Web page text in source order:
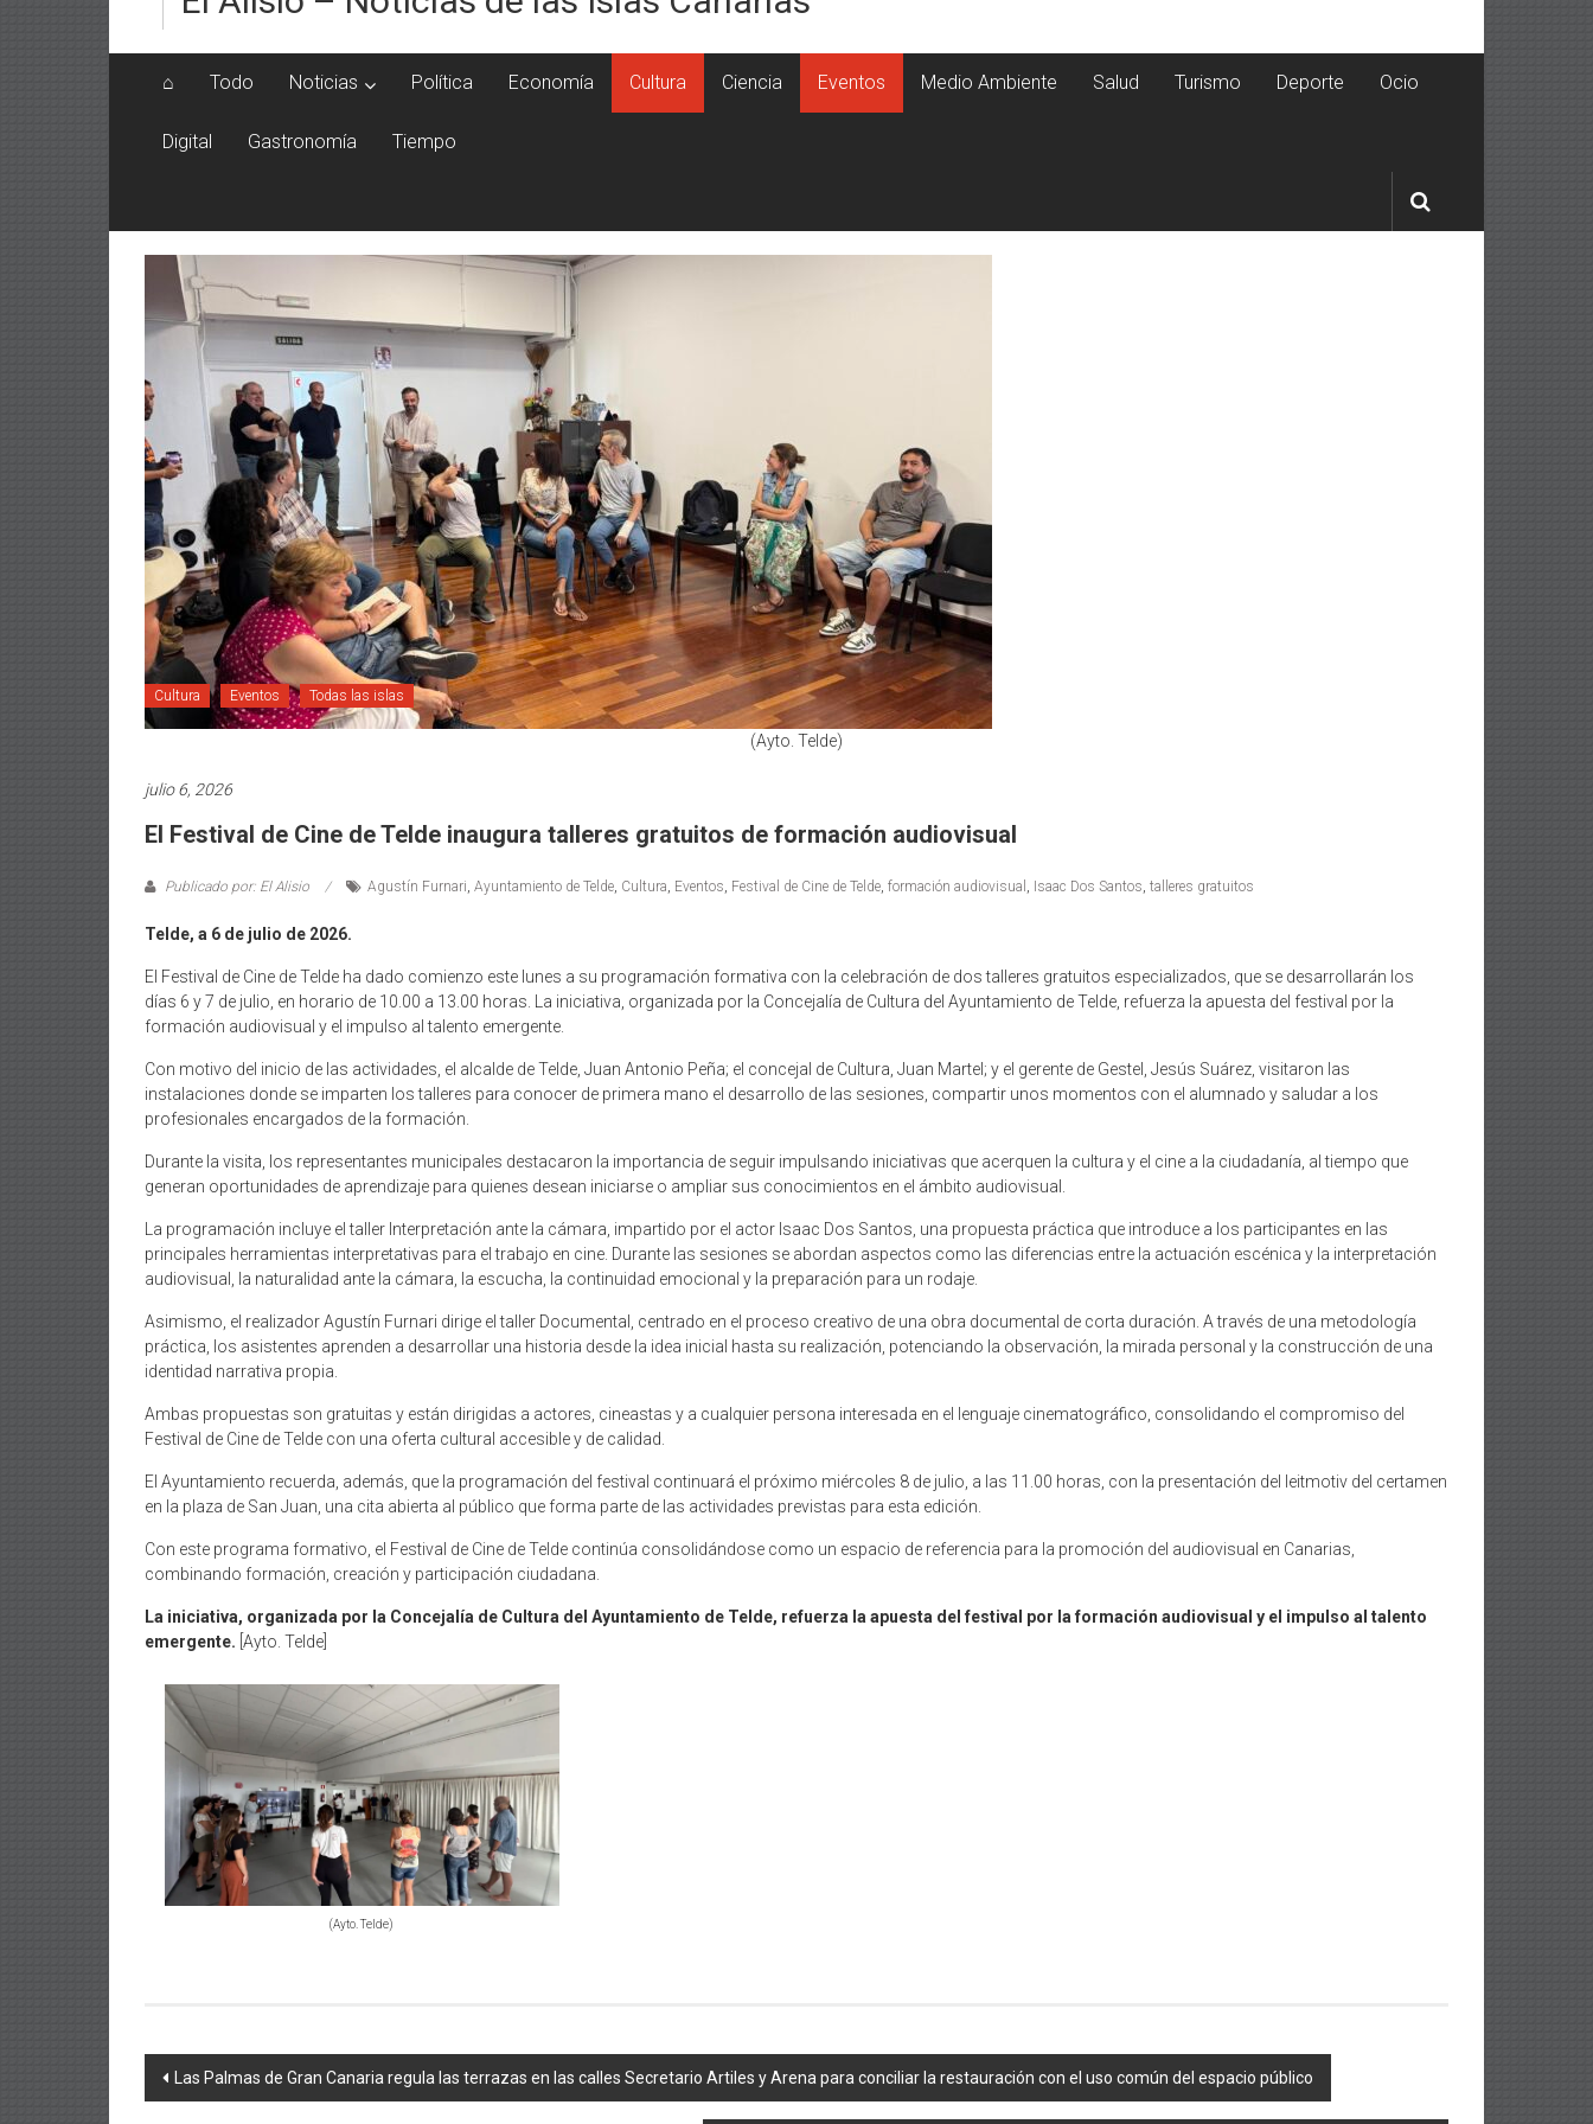
⌂ Todo Noticias Política Economía Cultura Ciencia Eventos Medio Ambiente Salud Turismo Deporte Ocio
Digital Gastronomía Tiempo
Cultura Eventos Todas las islas
(Ayto. Telde)
julio 6, 2026
El Festival de Cine de Telde inaugura talleres gratuitos de formación audiovisual
Publicado por: El Alisio Agustín Furnari, Ayuntamiento de Telde, Cultura, Eventos, Festival de Cine de Telde, formación audiovisual , Isaac Dos Santos, talleres gratuitos
Telde, a 6 de julio de 2026.
El Festival de Cine de Telde ha dado comienzo este lunes a su programación formativa con la celebración de dos talleres gratuitos especializados, que se desarrollarán los
días 6 y 7 de julio, en horario de 10.00 a 13.00 horas. La iniciativa, organizada por la Concejalía de Cultura del Ayuntamiento de Telde, refuerza la apuesta del festival por la
formación audiovisual y el impulso al talento emergente.
Con motivo del inicio de las actividades, el alcalde de Telde, Juan Antonio Peña; el concejal de Cultura, Juan Martel; y el gerente de Gestel, Jesús Suárez, visitaron las
instalaciones donde se imparten los talleres para conocer de primera mano el desarrollo de las sesiones, compartir unos momentos con el alumnado y saludar a los
profesionales encargados de la formación.
Durante la visita, los representantes municipales destacaron la importancia de seguir impulsando iniciativas que acerquen la cultura y el cine a la ciudadanía, al tiempo que
generan oportunidades de aprendizaje para quienes desean iniciarse o ampliar sus conocimientos en el ámbito audiovisual.
La programación incluye el taller Interpretación ante la cámara, impartido por el actor Isaac Dos Santos, una propuesta práctica que introduce a los participantes en las
principales herramientas interpretativas para el trabajo en cine. Durante las sesiones se abordan aspectos como las diferencias entre la actuación escénica y la interpretación
audiovisual, la naturalidad ante la cámara, la escucha, la continuidad emocional y la preparación para un rodaje.
Asimismo, el realizador Agustín Furnari dirige el taller Documental, centrado en el proceso creativo de una obra documental de corta duración. A través de una metodología
práctica, los asistentes aprenden a desarrollar una historia desde la idea inicial hasta su realización, potenciando la observación, la mirada personal y la construcción de una
identidad narrativa propia.
Ambas propuestas son gratuitas y están dirigidas a actores, cineastas y a cualquier persona interesada en el lenguaje cinematográfico, consolidando el compromiso del
Festival de Cine de Telde con una oferta cultural accesible y de calidad.
El Ayuntamiento recuerda, además, que la programación del festival continuará el próximo miércoles 8 de julio, a las 11.00 horas, con la presentación del leitmotiv del certamen
en la plaza de San Juan, una cita abierta al público que forma parte de las actividades previstas para esta edición.
Con este programa formativo, el Festival de Cine de Telde continúa consolidándose como un espacio de referencia para la promoción del audiovisual en Canarias,
combinando formación, creación y participación ciudadana.
La iniciativa, organizada por la Concejalía de Cultura del Ayuntamiento de Telde, refuerza la apuesta del festival por la formación audiovisual y el impulso al talento
emergente. [Ayto. Telde]
(Ayto. Telde)
Navegación
Las Palmas de Gran Canaria regula las terrazas en las calles Secretario Artiles y Arena para conciliar la restauración con el uso común del espacio público